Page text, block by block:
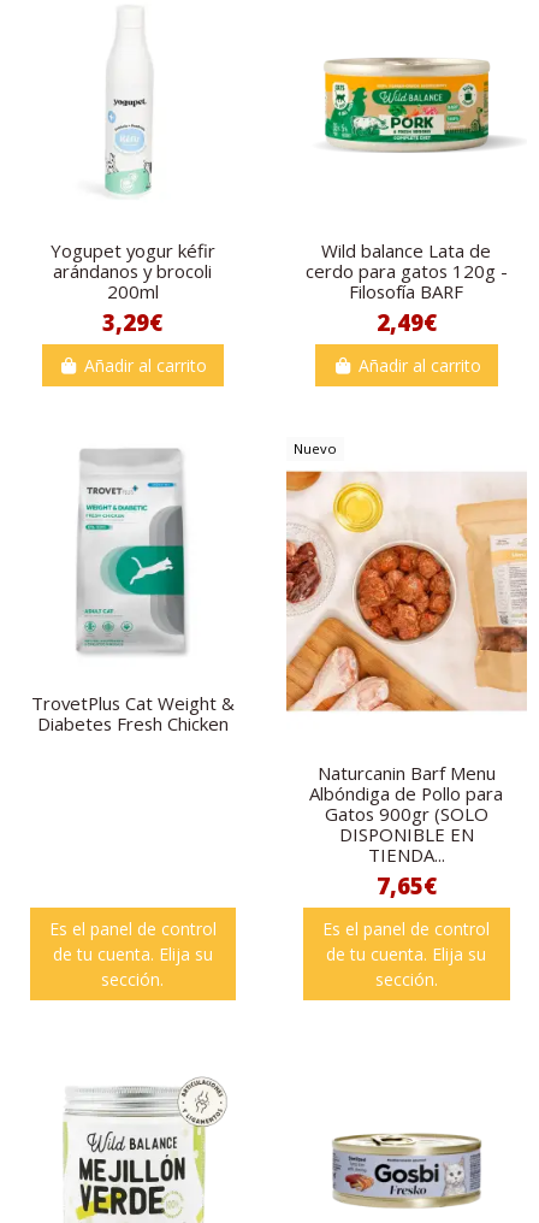
Yogupet yogur kéfir
arándanos y brocoli
200ml
3,29€
Añadir al carrito
Wild balance Lata de
cerdo para gatos 120g -
Filosofía BARF
2,49€
Añadir al carrito
TrovetPlus Cat Weight &
Diabetes Fresh Chicken
Es el panel de control
de tu cuenta. Elija su
sección.
Nuevo
Naturcanin Barf Menu
Albóndiga de Pollo para
Gatos 900gr (SOLO
DISPONIBLE EN
TIENDA...
7,65€
Es el panel de control
de tu cuenta. Elija su
sección.